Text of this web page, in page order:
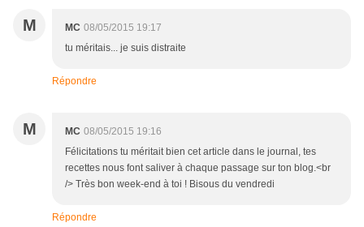
M MC 08/05/2015 19:17
tu méritais... je suis distraite
Répondre
M MC 08/05/2015 19:16
Félicitations tu méritait bien cet article dans le journal, tes
recettes nous font saliver à chaque passage sur ton blog.<br
/> Très bon week-end à toi ! Bisous du vendredi
Répondre